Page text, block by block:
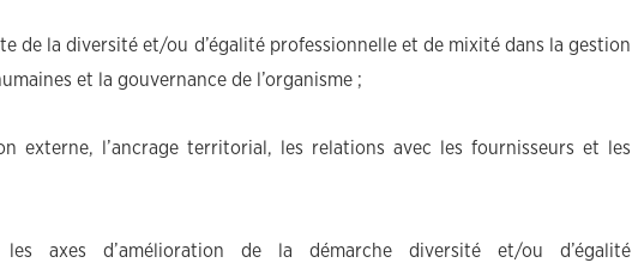
de la diversité et/ou d’égalité professionnelle et de mixité dans la gestion
et la gouvernance de l’organisme ;
externe, l’ancrage territorial, les relations avec les fournisseurs et les
les axes d’amélioration de la démarche diversité et/ou d’égalité